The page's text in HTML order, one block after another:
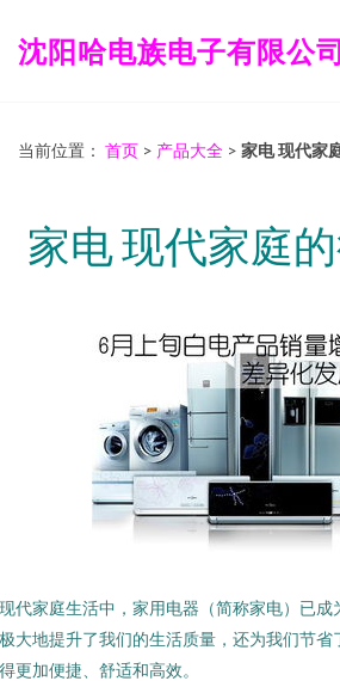
沈阳哈电族电子有限公司
当前位置： 首页 > 产品大全 > 家电 现代家
家电 现代家庭
代家庭生活中，家用电器（简称家电）已
大地提升了我们的生活质量，还为我们节
更加便捷、舒适和高效。